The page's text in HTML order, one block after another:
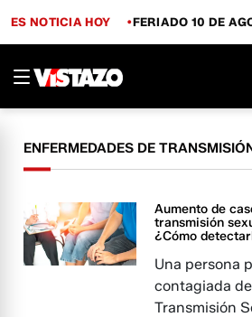
ES NOTICIA HOY FERIADO 10 DE
ENFERMEDADES DE
Aumento de
transmisión
¿Cómo
Una persona
contagiada
Transmisión